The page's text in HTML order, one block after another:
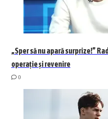
„Sper să nu apară surprize!”
operație și revenire
0